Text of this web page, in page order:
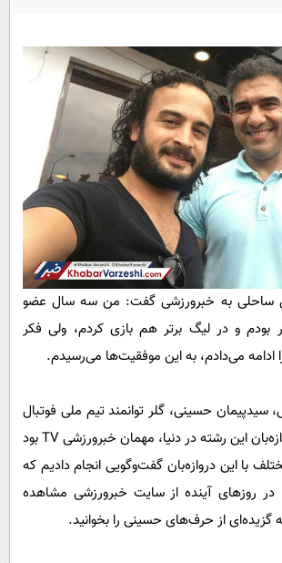
گوناگون
حوادث
محیط زیست
سلامت
فرهنگی
بین الملل
اجتماعی
حیات وحش
آشپزی
دانلود
ساحلی به خبرورزشی گفت: من سه سال عضو
و در لیگ برتر هم بازی کردم، ولی فکر
ادامه می‌دادم، به این موفقیت‌ها می‌رسیدم.
سیدپیمان حسینی، گلر توانمند تیم ملی فوتبال
ساحلی و برترین دروازه‌بان این رشته در دنیا، مهمان خبرورزشی TV بود
با این دروازه‌بان گفت‌وگویی انجام دادیم که
در روز‌های آینده از سایت خبرورزشی مشاهده
گزیده‌ای از حرف‌های حسینی را بخوانید.